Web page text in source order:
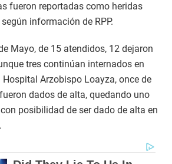
fueron reportadas como heridas
información de RPP.
Mayo, de 15 atendidos, 12 dejaron
tres continúan internados en
Arzobispo Loayza, once de
dados de alta, quedando uno
posibilidad de ser dado de alta en